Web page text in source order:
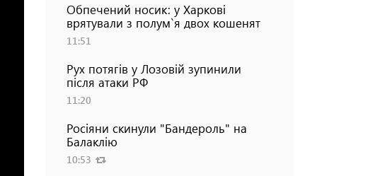
Обпечений носик: у Харкові
врятували з полум`я двох кошенят
11:51
Рух потягів у Лозовій зупинили
після атаки РФ
11:20
Росіяни скинули "Бандероль" на
Балаклію
10:53